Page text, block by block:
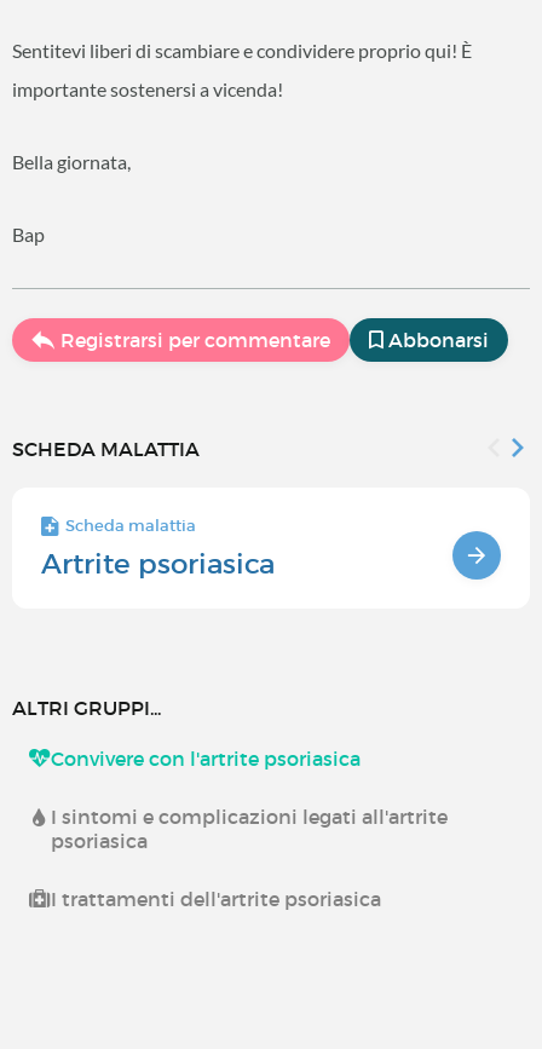
Sentitevi liberi di scambiare e condividere proprio qui! È
importante sostenersi a vicenda!
Bella giornata,
Bap
Registrarsi per commentare Abbonarsi
SCHEDA MALATTIA
Scheda malattia
Artrite psoriasica
ALTRI GRUPPI...
Convivere con l'artrite psoriasica
I sintomi e complicazioni legati all'artrite
psoriasica
I trattamenti dell'artrite psoriasica